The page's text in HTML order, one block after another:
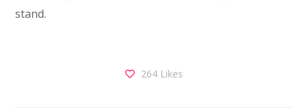
stand.
264 Likes